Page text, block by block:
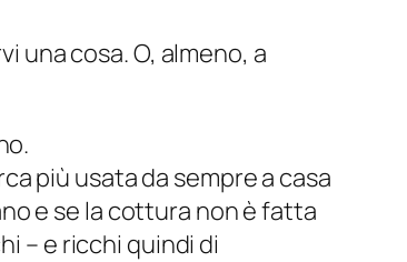
una cosa. O, almeno, a
più usata da sempre a casa
e se la cottura non è fatta
– e ricchi quindi di